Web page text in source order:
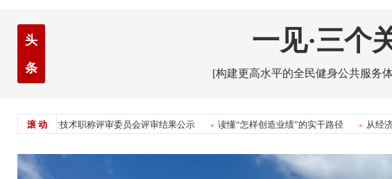
头
条
一见·三个
[构建更高水平的全民健身公共服务